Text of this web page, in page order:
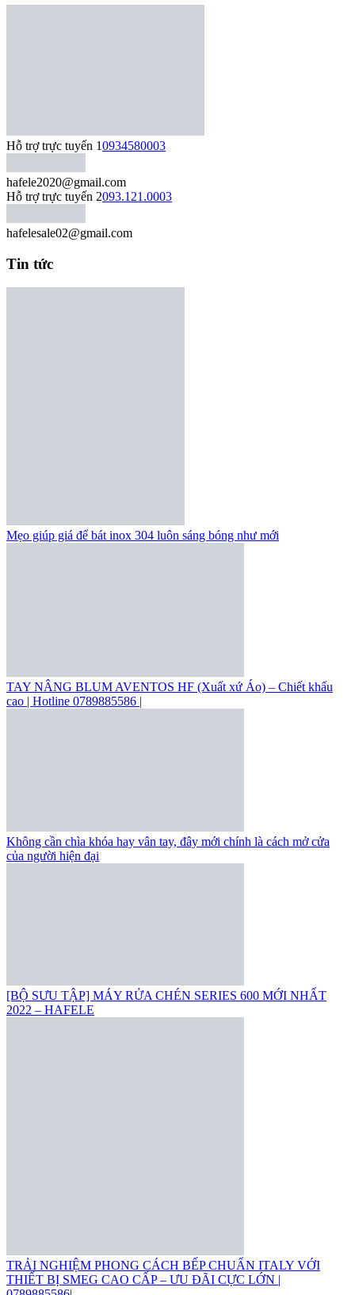
Hỗ trợ trực tuyến 10934580003
hafele2020@gmail.com
Hỗ trợ trực tuyến 2093.121.0003
hafelesale02@gmail.com
Tin tức
Mẹo giúp giá để bát inox 304 luôn sáng bóng như mới
TAY NÂNG BLUM AVENTOS HF (Xuất xứ Áo) – Chiết khấu
cao | Hotline 0789885586 |
Không cần chìa khóa hay vân tay, đây mới chính là cách mở cửa
của người hiện đại
[BỘ SƯU TẬP] MÁY RỬA CHÉN SERIES 600 MỚI NHẤT
2022 – HAFELE
TRẢI NGHIỆM PHONG CÁCH BẾP CHUẨN ITALY VỚI
THIẾT BỊ SMEG CAO CẤP – ƯU ĐÃI CỰC LỚN |